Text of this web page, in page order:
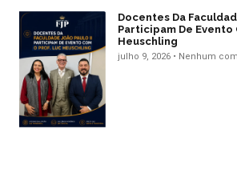
Docentes Da
Participam De Evento
Heuschling
julho 9, 2026 Nenhum